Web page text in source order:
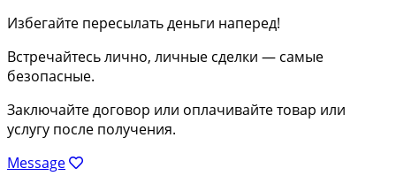
Избегайте пересылать деньги наперед!
Встречайтесь лично, личные сделки — самые
безопасные.
Заключайте договор или оплачивайте товар или
услугу после получения.
Message